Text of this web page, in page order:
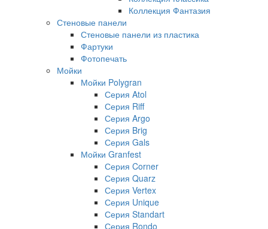
Коллекция Фантазия
Стеновые панели
Стеновые панели из пластика
Фартуки
Фотопечать
Мойки
Мойки Polygran
Серия Atol
Серия Riff
Серия Argo
Серия Brig
Серия Gals
Мойки Granfest
Серия Corner
Серия Quarz
Серия Vertex
Серия Unique
Серия Standart
Серия Rondo